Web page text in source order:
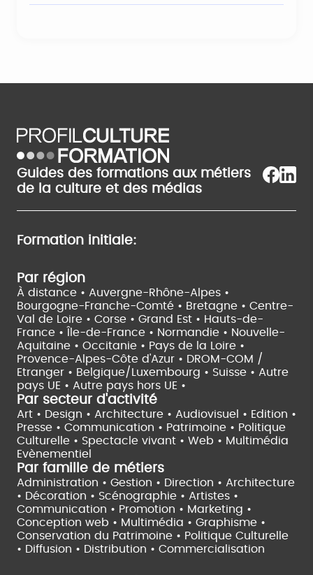
Guides des formations aux métiers
de la culture et des médias
Formation initiale:
Par région
À distance • Auvergne-Rhône-Alpes •
Bourgogne-Franche-Comté • Bretagne • Centre-
Val de Loire • Corse • Grand Est • Hauts-de-
France •
Île-de-France • Normandie • Nouvelle-
Aquitaine • Occitanie • Pays de la Loire •
Provence-Alpes-Côte d'Azur • DROM-COM /
Etranger • Belgique/Luxembourg • Suisse • Autre
pays UE • Autre pays hors UE •
Par secteur d'activité
Art • Design • Architecture • Audiovisuel • Edition •
Presse • Communication • Patrimoine • Politique
Culturelle • Spectacle vivant • Web • Multimédia
Evènementiel
Par famille de métiers
Administration • Gestion • Direction • Architecture
• Décoration • Scénographie • Artistes •
Communication • Promotion • Marketing •
Conception web • Multimédia • Graphisme •
Conservation du Patrimoine • Politique Culturelle
• Diffusion • Distribution • Commercialisation